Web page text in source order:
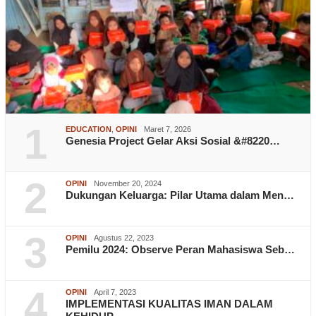
1 EDUCATION OPINI Maret 7, 2026
Genesia Project Gelar Aksi Sosial &#8220…
2 OPINI November 20, 2024
Dukungan Keluarga: Pilar Utama dalam Men…
3 OPINI Agustus 22, 2023
Pemilu 2024: Observe Peran Mahasiswa Seb…
OPINI April 7, 2023
IMPLEMENTASI KUALITAS IMAN DALAM